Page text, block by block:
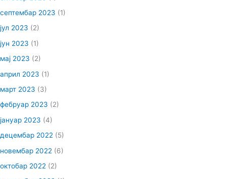
септембар 2023 (1)
јул 2023 (2)
јун 2023 (1)
мај 2023 (2)
април 2023 (1)
март 2023 (3)
фебруар 2023 (2)
јануар 2023 (4)
децембар 2022 (5)
новембар 2022 (6)
октобар 2022 (2)